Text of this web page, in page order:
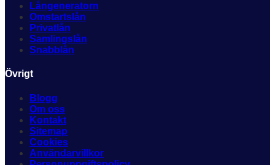
Långeneratorn
Omstartslån
Privatlån
Samlingslån
Snabblån
Övrigt
Blogg
Om oss
Kontakt
Sitemap
Cookies
Användarvillkor